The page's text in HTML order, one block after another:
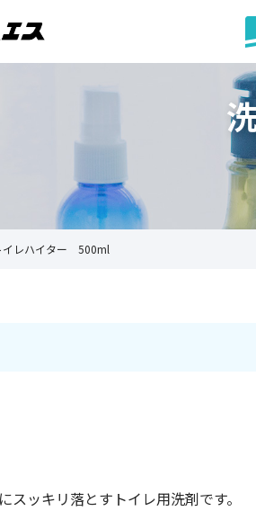
イレハイター 500ml
ッキリ落とすトイレ用洗剤です。